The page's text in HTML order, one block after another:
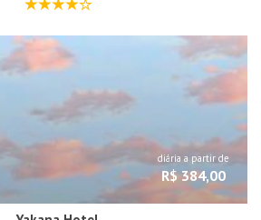
diária a partir de
R$ 384,00